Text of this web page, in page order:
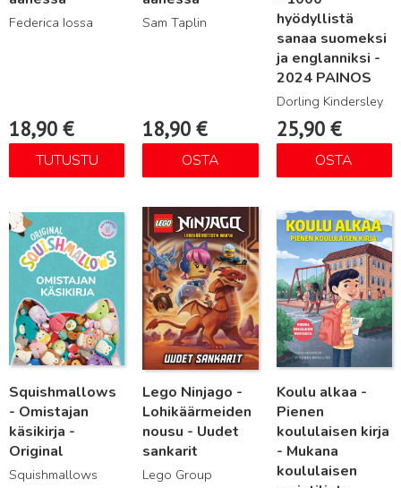
Federica Iossa
18,90 €
TUTUSTU
Sam Taplin
18,90€
OSTA
hyödyllistä
sanaa suomeksi
ja englanniksi -
2024 PAINOS
Dorling Kindersley
25,90 €
OSTA
Squishmallows
- Omistajan
käsikirja -
Original
Squishmallows
Lue lisää
Lego Ninjago -
Lohikäärmeiden
nousu - Uudet
sankarit
Lego Group
Lue lisää
Koulu alkaa -
Pienen
koululaisen kirja
- Mukana
koululaisen
Lue lisää